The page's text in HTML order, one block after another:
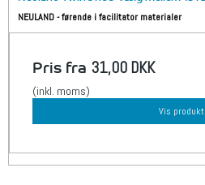
NEULAND - førende i facilitator materialer
Pris fra 31,00 DKK
(inkl. moms)
Vis produkt